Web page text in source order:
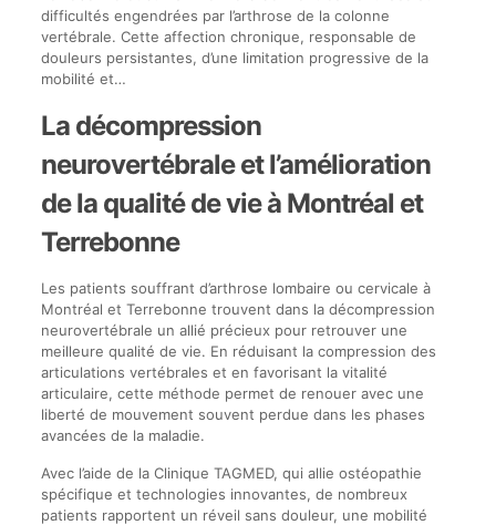
difficultés engendrées par l’arthrose de la colonne
vertébrale. Cette affection chronique, responsable de
douleurs persistantes, d’une limitation progressive de la
mobilité et…
La décompression
neurovertébrale et l’amélioration
de la qualité de vie à Montréal et
Terrebonne
Les patients souffrant d’arthrose lombaire ou cervicale à
Montréal et Terrebonne trouvent dans la décompression
neurovertébrale un allié précieux pour retrouver une
meilleure qualité de vie. En réduisant la compression des
articulations vertébrales et en favorisant la vitalité
articulaire, cette méthode permet de renouer avec une
liberté de mouvement souvent perdue dans les phases
avancées de la maladie.
Avec l’aide de la Clinique TAGMED, qui allie ostéopathie
spécifique et technologies innovantes, de nombreux
patients rapportent un réveil sans douleur, une mobilité